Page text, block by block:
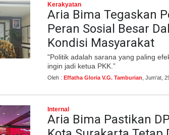
Kerakyatan
Aria Bima Tegaskan
Peran Sosial Besar
Kondisi Masyarakat
"Politik adalah sarana yang paling
ingin jadi ketua PKK.”
Oleh : Effatha Gloria V.G. Tamburian , Jum'at,
Internal
Aria Bima Pastikan